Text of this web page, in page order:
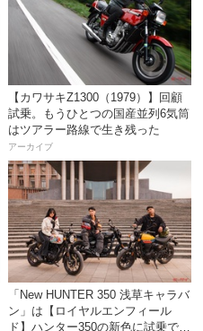
【カワサキZ1300（1979）】回顧
試乗。もうひとつの国産並列6気筒
はツアラー路線で生き残った
アーカイブ
「New HUNTER 350 浅草キャラバ
ン」は【ロイヤルエンフィール
ド】ハンター350の新色に試乗でき